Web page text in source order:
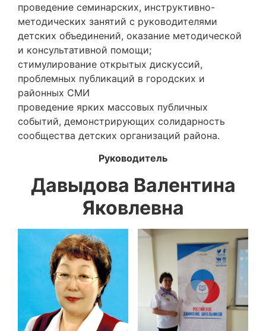
проведение семинарских, инструктивно-
методических занятий с руководителями
детских объединений, оказание методической
и консультативной помощи;
стимулирование открытых дискуссий,
проблемных публикаций в городских и
районных СМИ
проведение ярких массовых публичных
событий, демонстрирующих солидарность
сооб­щества детских организаций района.
Руководитель
Давыдова Валентина
Яковлевна